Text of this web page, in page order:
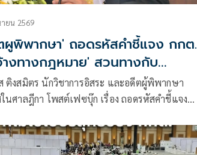
ยน 2569
พิพากษา' ถอดรหัสคำชี้แจง กกต.
งทางกฎหมาย' สวนทางกับ
ะและความโปร่งใส'
ติงสมิตร นักวิชาการอิสระ และอดีตผู้พิพากษา
ในศาลฎีกา โพสต์เฟซบุ๊ก เรื่อง ถอดรหัสคำชี้แจง
และความโปร่งใส” มีเนื้่อหาดังนี้